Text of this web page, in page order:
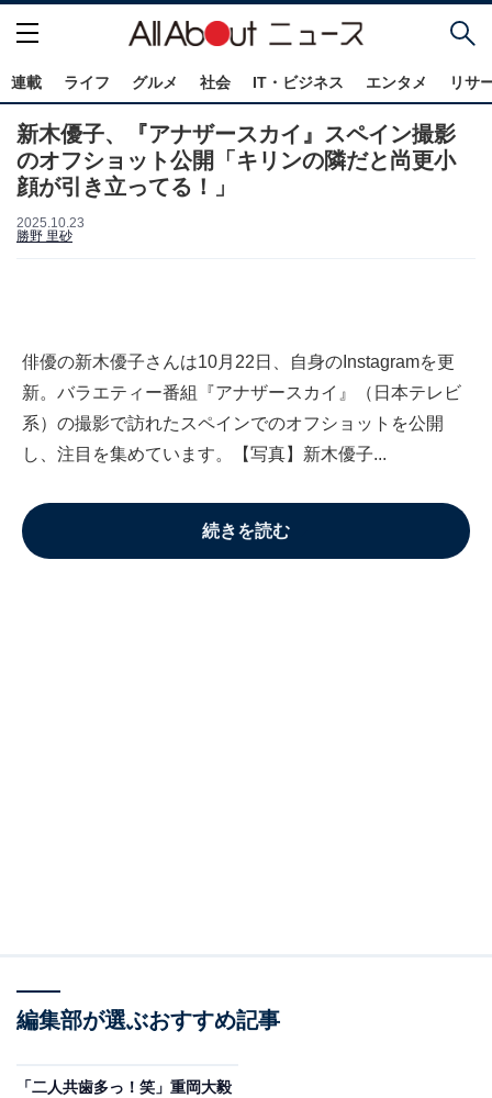
連載 ライフ グルメ 社会 IT・ビジネス エンタメ リサ
新木優子、『アナザースカイ』スペイン撮影
のオフショット公開「キリンの隣だと尚更小
顔が引き立ってる！」
2025.10.23
勝野 里砂
俳優の新木優子さんは10月22日、自身のInstagramを更
新。バラエティー番組『アナザースカイ』（日本テレビ
系）の撮影で訪れたスペインでのオフショットを公開
し、注目を集めています。【写真】新木優子...
続きを読む
編集部が選ぶおすすめ記事
「二人共歯多っ！笑」重岡大毅